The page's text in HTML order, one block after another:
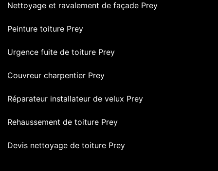
Nettoyage et ravalement de façade Prey
Peinture toiture Prey
Urgence fuite de toiture Prey
Couvreur charpentier Prey
Réparateur installateur de velux Prey
Rehaussement de toiture Prey
Devis nettoyage de toiture Prey